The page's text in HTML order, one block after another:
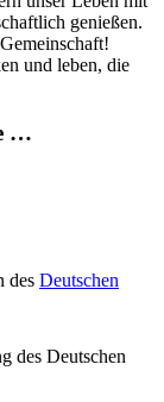
genießen.
und leben, die
…
des Deutschen
des Deutschen